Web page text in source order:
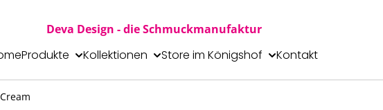
Deva Design - die Schmuckmanufaktur
Produkte Kollektionen Store im Königshof Kontakt